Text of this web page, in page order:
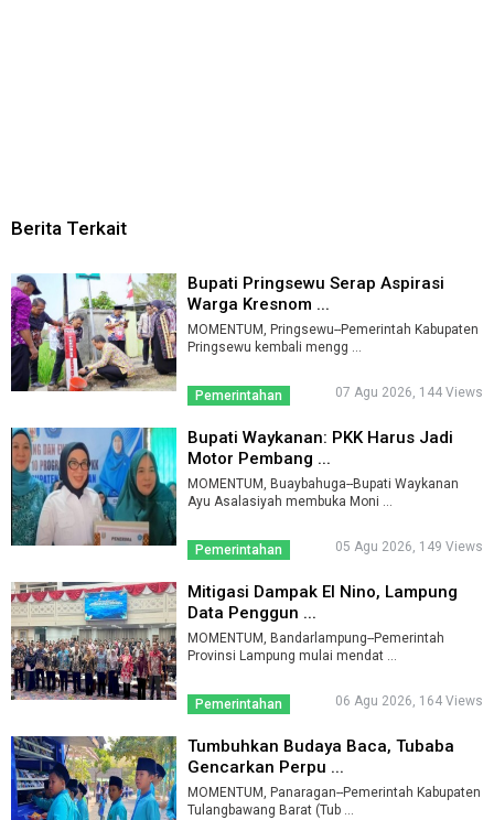
Berita Terkait
Bupati Pringsewu Serap Aspirasi
Warga Kresnom ...
MOMENTUM, Pringsewu--Pemerintah Kabupaten
Pringsewu kembali mengg ...
Pemerintahan 07 Agu 2026, 144 Views
Bupati Waykanan: PKK Harus Jadi
Motor Pembang ...
MOMENTUM, Buaybahuga--Bupati Waykanan
Ayu Asalasiyah membuka Moni ...
Pemerintahan 05 Agu 2026, 149 Views
Mitigasi Dampak El Nino, Lampung
Data Penggun ...
MOMENTUM, Bandarlampung--Pemerintah
Provinsi Lampung mulai mendat ...
Pemerintahan 06 Agu 2026, 164 Views
Tumbuhkan Budaya Baca, Tubaba
Gencarkan Perpu ...
MOMENTUM, Panaragan--Pemerintah Kabupaten
Tulangbawang Barat (Tub ...